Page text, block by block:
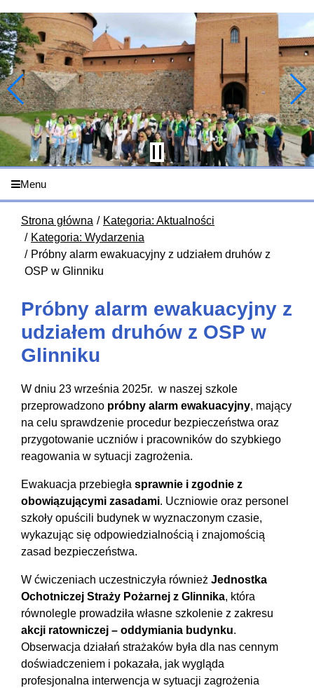
Menu
Strona główna
Kategoria: Aktualności
Kategoria: Wydarzenia
Próbny alarm ewakuacyjny z udziałem druhów z
OSP w Glinniku
Próbny alarm ewakuacyjny z
udziałem druhów z OSP w
Glinniku
W dniu 23 września 2025r. w naszej szkole
przeprowadzono próbny alarm ewakuacyjny, mający
na celu sprawdzenie procedur bezpieczeństwa oraz
przygotowanie uczniów i pracowników do szybkiego
reagowania w sytuacji zagrożenia.
Ewakuacja przebiegła sprawnie i zgodnie z
obowiązującymi zasadami. Uczniowie oraz personel
szkoły opuścili budynek w wyznaczonym czasie,
wykazując się odpowiedzialnością i znajomością
zasad bezpieczeństwa.
W ćwiczeniach uczestniczyła również Jednostka
Ochotniczej Straży Pożarnej z Glinnika, która
równolegle prowadziła własne szkolenie z zakresu
akcji ratowniczej – oddymiania budynku.
Obserwacja działań strażaków była dla nas cennym
doświadczeniem i pokazała, jak wygląda
profesjonalna interwencja w sytuacji zagrożenia